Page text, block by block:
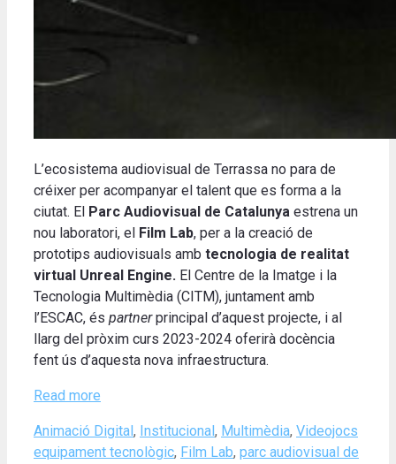
L’ecosistema audiovisual de Terrassa no para de
créixer per acompanyar el talent que es forma a la
ciutat. El Parc Audiovisual de Catalunya estrena un
nou laboratori, el
Film Lab, per a la creació de
prototips audiovisuals amb tecnologia de realitat
virtual Unreal Engine. El Centre de la Imatge i la
Tecnologia Multimèdia (CITM), juntament amb
l’ESCAC, és partnerprincipal d’aquest projecte, i al
llarg del pròxim curs 2023-2024 oferirà docència
fent ús d’aquesta nova infraestructura.
Read more
Categories
Animació Digital , Institucional , Multimèdia, Videojocs
equipament tecnològic, Film Lab, parc audiovisual de